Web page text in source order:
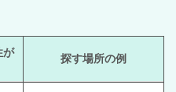
が
探す場所の例